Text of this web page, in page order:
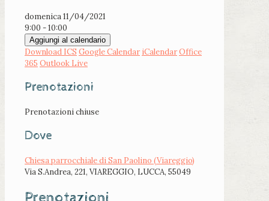
domenica 11/04/2021
9:00 - 10:00
Aggiungi al calendario
Download ICS Google Calendar iCalendarOffice
365 Outlook Live
Prenotazioni
Prenotazioni chiuse
Dove
Chiesa parrocchiale di San Paolino (Viareggio)
Via S.Andrea, 221, VIAREGGIO, LUCCA, 55049